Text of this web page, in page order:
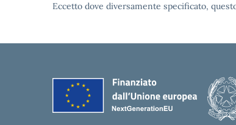
Eccetto dove diversamente specificato,